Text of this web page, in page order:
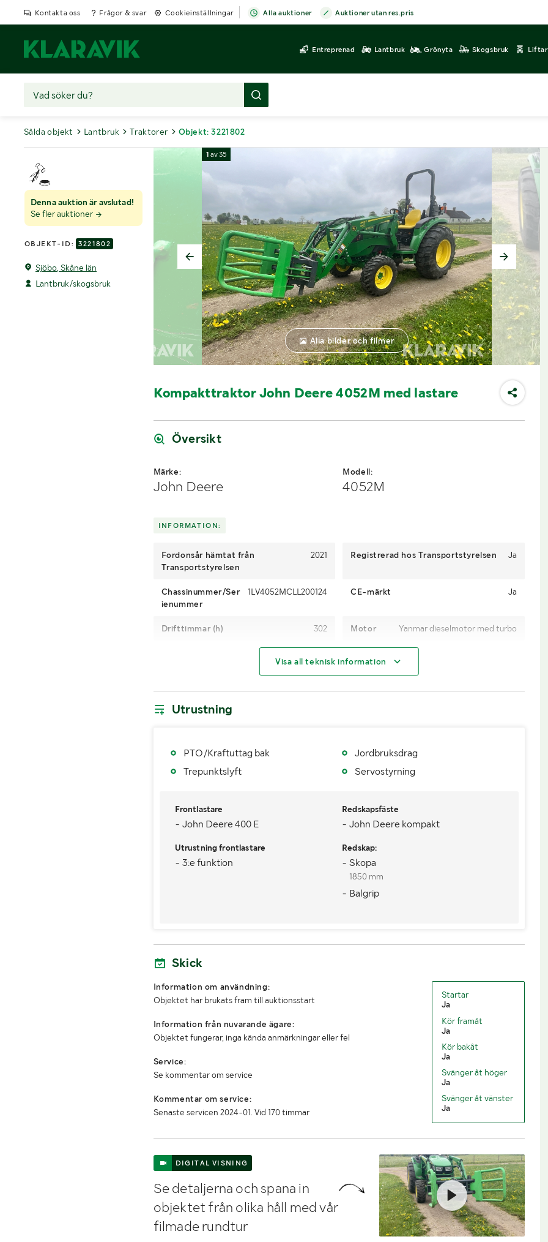
Kontakta oss Frågor & svar Cookieinställningar Alla auktioner Auktioner utan res.pris
Entreprenad Lantbruk Grönyta Skogsbruk Liftar
Sålda objekt Lantbruk Traktorer Objekt: 3221802
Denna auktion är avslutad!
Se fler auktioner
OBJEKT-ID: 3221802
Sjöbo, Skåne län
Lantbruk/skogsbruk
1 av35
Alla bilder och filmer
Kompakttraktor John Deere 4052M med lastare
Översikt
Märke:
John Deere
Modell:
4052M
INFORMATION:
Fordonsår hämtat från
Transportstyrelsen
2021 Registrerad hos Transportstyrelsen Ja
Chassinummer/Ser
ienummer
1LV4052MCLL200124 CE-märkt Ja
Drifttimmar (h) 302 Motor Yanmar dieselmotor med turbo
30 Växellåda
Antal nycklar Fordonsstatus
Senaste godkända besiktning Importerad
MÅTT OCH VIKT:
Totalvikt (kg) Längd (mm)
Visa all teknisk information
Utrustning
PTO/Kraftuttag bak
Trepunktslyft
Jordbruksdrag
Servostyrning
Frontlastare
- John Deere 400 E
Utrustning frontlastare
- 3:e funktion
Redskapsfäste
- John Deere kompakt
Redskap:
- Skopa
1850 mm
- Balgrip
Skick
Information om användning:
Objektet har brukats fram till auktionsstart
Information från nuvarande ägare:
Objektet fungerar, inga kända anmärkningar eller fel
Service:
Se kommentar om service
Kommentar om service:
Senaste servicen 2024-01. Vid 170 timmar
Startar
Ja
Kör framåt
Ja
Kör bakåt
Ja
Svänger åt höger
Ja
Svänger åt vänster
Ja
DIGITAL VISNING
Se detaljerna och spana in
objektet från olika håll med vår
filmade rundtur